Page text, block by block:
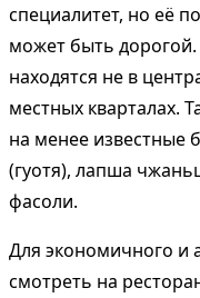
специалитет, но её
может быть
находятся не в
местных кварталах.
на менее известные
(гуотя), лапша
фасоли.
Для экономичного и
смотреть на